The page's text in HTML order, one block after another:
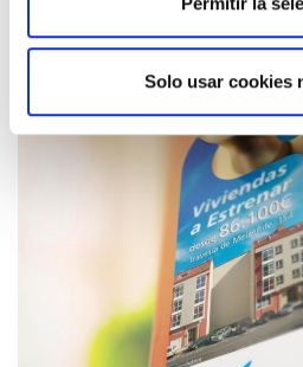
Solo usar cookies